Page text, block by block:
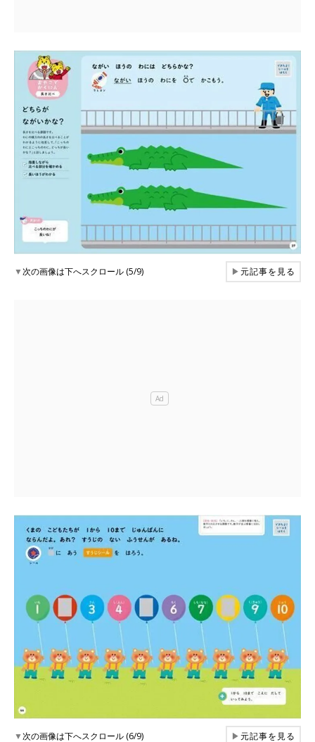
▼次の画像は下へスクロール (5/9) ▶元記事を見る
▼次の画像は下へスクロール (6/9) ▶元記事を見る